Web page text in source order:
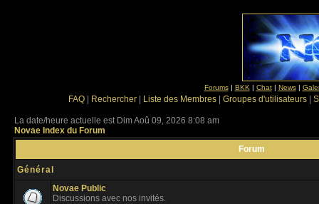
Forums| BKK | Chat| News|
FAQ Rechercher Liste des Membres Groupes d'utilisateurs
La date/heure actuelle est Dim Aoû 09, 2026 8:08 am
Novae Index du Forum
Forum
Général
Novae Public
Discussions avec nos invités.